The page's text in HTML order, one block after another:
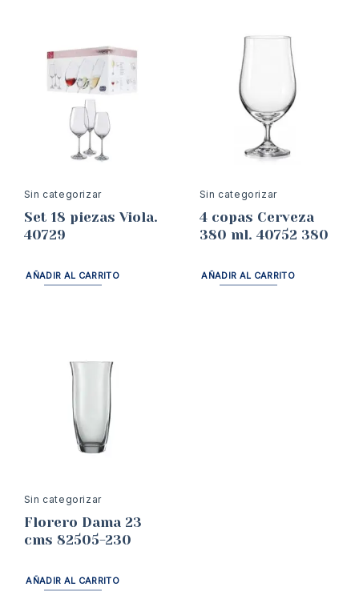
Sin categorizar
Set 18 piezas Viola.
40729
AÑADIR AL CARRITO
Sin categorizar
4 copas Cerveza
380 ml. 40752 380
AÑADIR AL CARRITO
Sin categorizar
Florero Dama 23
cms 82505-230
AÑADIR AL CARRITO